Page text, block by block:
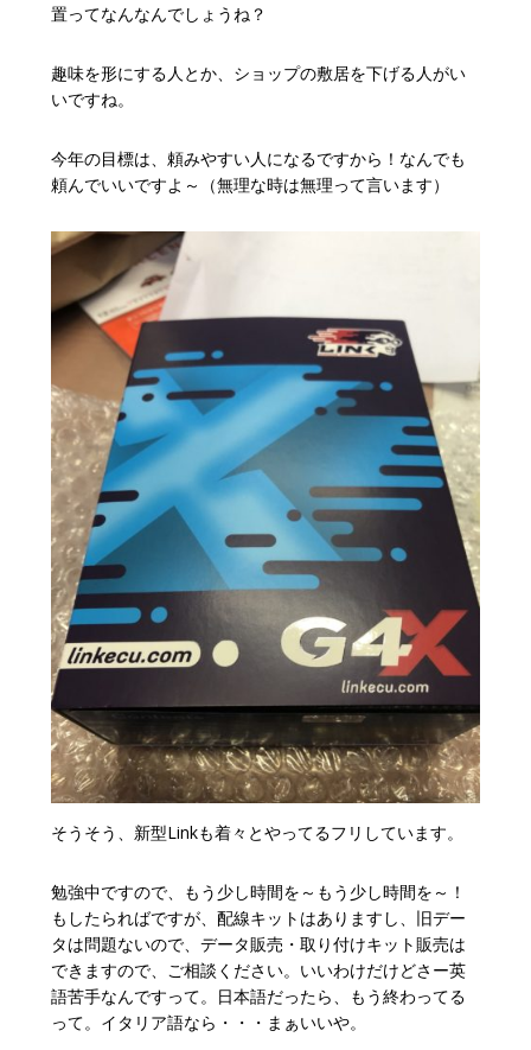
置ってなんなんでしょうね？
趣味を形にする人とか、ショップの敷居を下げる人がい
いですね。
今年の目標は、頼みやすい人になるですから！なんでも
頼んでいいですよ～（無理な時は無理って言います）
そうそう、新型Linkも着々とやってるフリしています。
勉強中ですので、もう少し時間を～もう少し時間を～！
もしたらればですが、配線キットはありますし、旧デー
タは問題ないので、データ販売・取り付けキット販売は
できますので、ご相談ください。いいわけだけどさー英
語苦手なんですって。日本語だったら、もう終わってる
って。イタリア語なら・・・まぁいいや。